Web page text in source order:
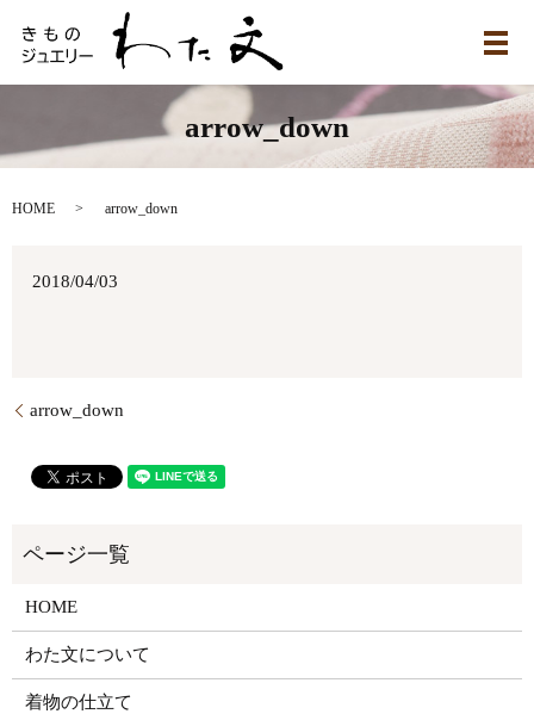
メ
arrow_down
HOME arrow_down
2018/04/03
arrow_down
HOME
わた文について
着物の仕立て